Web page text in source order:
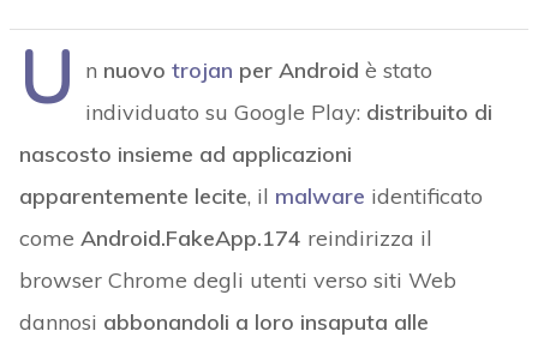
U n nuovo trojan per Android è stato
individuato su Google Play: distribuito di
nascosto insieme ad applicazioni
apparentemente lecite, il malware identificato
come Android.FakeApp.174 reindirizza il
browser Chrome degli utenti verso siti Web
dannosi abbonandoli a loro insaputa alle